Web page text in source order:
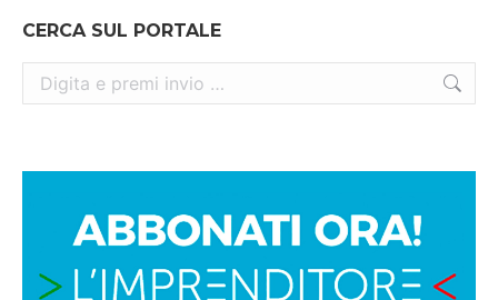
CERCA SUL PORTALE
Cerca: